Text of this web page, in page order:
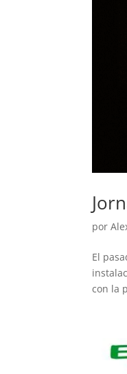
por
El
con la